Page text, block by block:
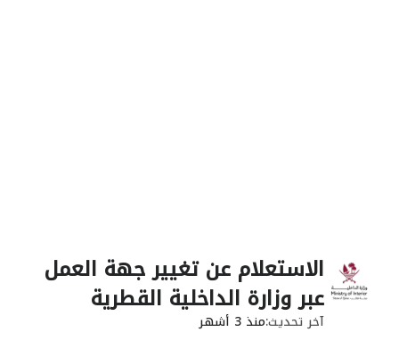
الاستعلام عن تغيير جهة العمل
عبر وزارة الداخلية القطرية
آخر تحديثمنذ 3 أشهر